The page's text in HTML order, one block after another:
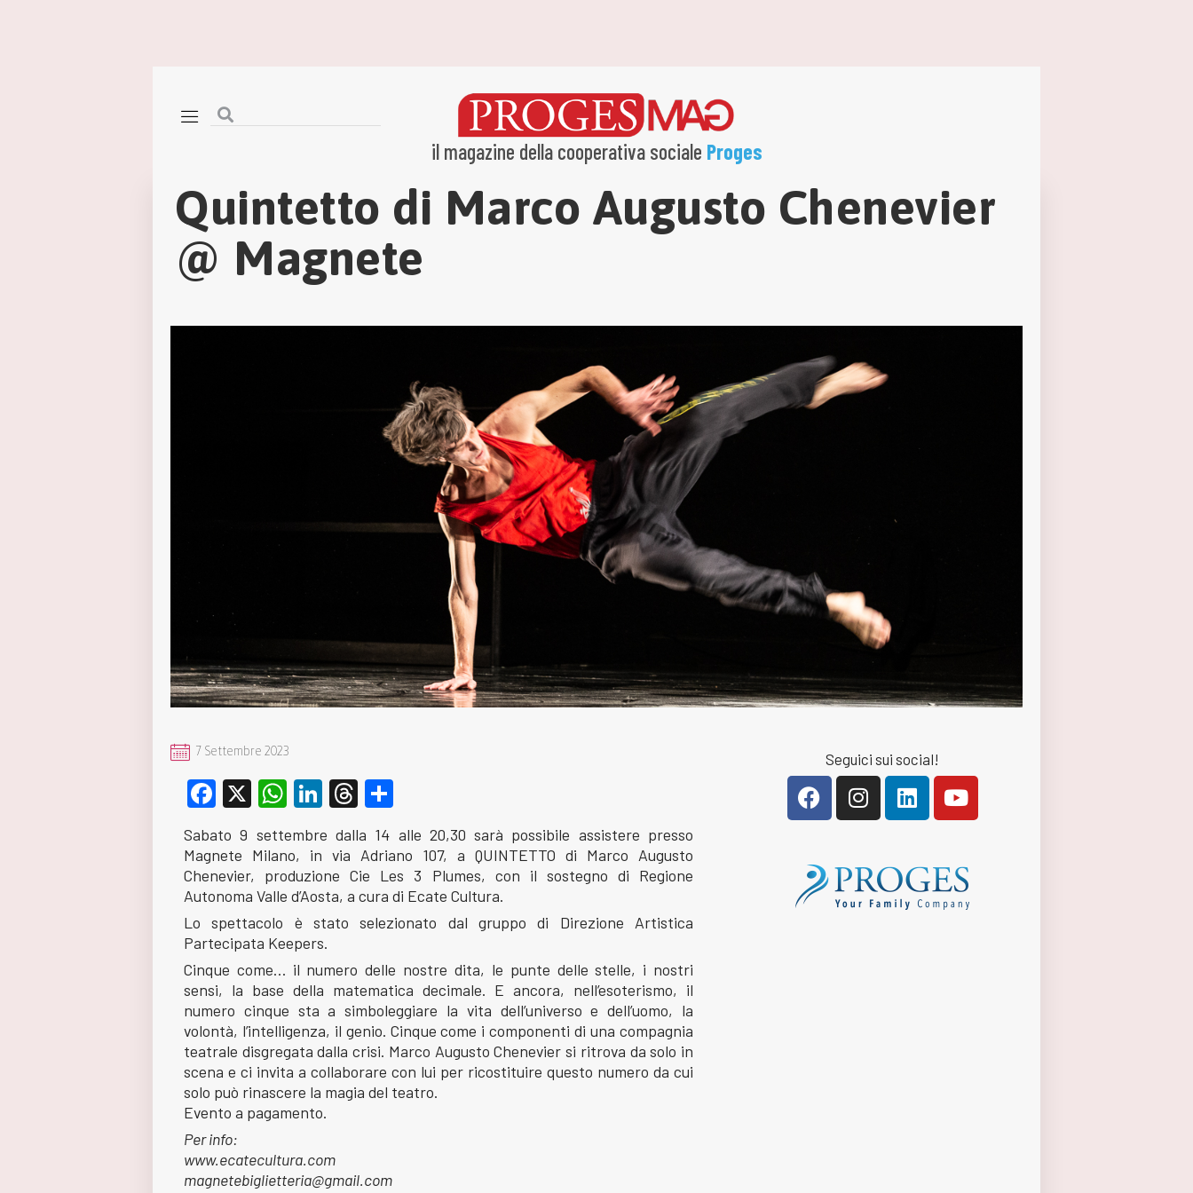
il magazine della cooperativa sociale Proges
Quintetto di Marco Augusto Chenevier
@ Magnete
7 Settembre 2023
Facebook
X WhatsApp
LinkedIn
Threads
Sabato 9 settembre dalla 14 alle 20,30 sarà possibile assistere presso
Magnete Milano, in via Adriano 107, a QUINTETTO di Marco Augusto
Chenevier, produzione Cie Les 3 Plumes, con il sostegno di Regione
Autonoma Valle d’Aosta, a cura di Ecate Cultura.
Lo spettacolo è stato selezionato dal gruppo di Direzione Artistica
Partecipata Keepers.
Cinque come… il numero delle nostre dita, le punte delle stelle, i nostri
sensi, la base della matematica decimale. E ancora, nell’esoterismo, il
numero cinque sta a simboleggiare la vita dell’universo e dell’uomo, la
volontà, l’intelligenza, il genio. Cinque come i componenti di una compagnia
teatrale disgregata dalla crisi. Marco Augusto Chenevier si ritrova da solo in
scena e ci invita a collaborare con lui per ricostituire questo numero da cui
solo può rinascere la magia del teatro.
Evento a pagamento.
Per info:
www.ecatecultura.com
magnetebiglietteria@gmail.com
Seguici sui social!